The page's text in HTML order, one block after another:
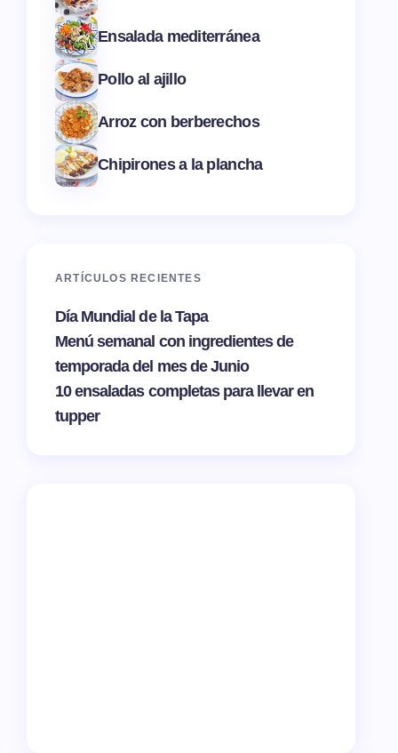
Ensalada mediterránea
Pollo al ajillo
Arroz con berberechos
Chipirones a la plancha
ARTÍCULOS RECIENTES
Día Mundial de la Tapa
Menú semanal con ingredientes de
temporada del mes de Junio
10 ensaladas completas para llevar en
tupper